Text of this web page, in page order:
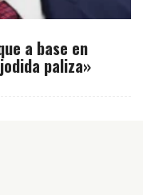
a base en
paliza»